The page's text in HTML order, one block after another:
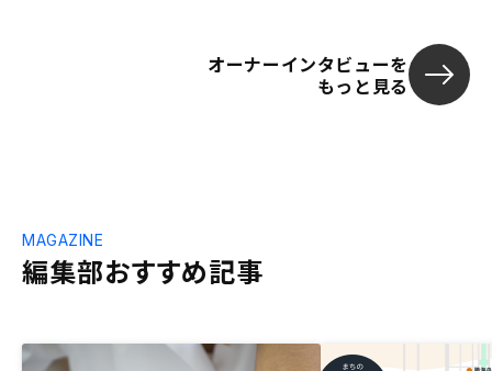
オーナーインタビューを
もっと見る
編集部おすすめ記事
MAGAZINE